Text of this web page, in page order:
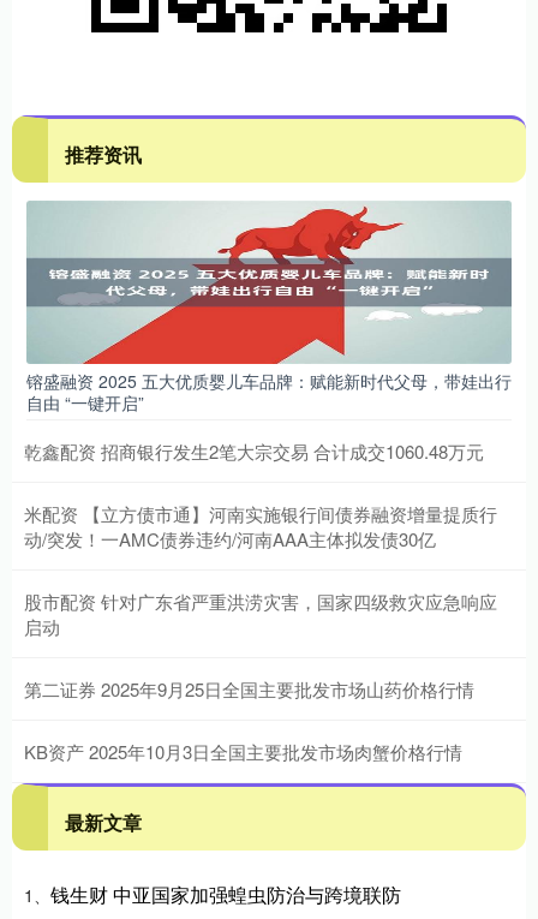
推荐资讯
镕盛融资 2025 五大优质婴儿车品牌：赋能新时代父母，带娃出行
自由 “一键开启”
乾鑫配资 招商银行发生2笔大宗交易 合计成交1060.48万元
米配资 【立方债市通】河南实施银行间债券融资增量提质行
动/突发！一AMC债券违约/河南AAA主体拟发债30亿
股市配资 针对广东省严重洪涝灾害，国家四级救灾应急响应
启动
第二证券 2025年9月25日全国主要批发市场山药价格行情
KB资产 2025年10月3日全国主要批发市场肉蟹价格行情
最新文章
1、 钱生财 中亚国家加强蝗虫防治与跨境联防